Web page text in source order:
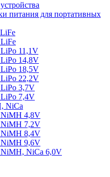
питания для портативных
11,1V
14,8V
18,5V
22,2V
3,7V
7,4V
NiCa
4,8V
7,2V
8,4V
9,6V
NiCa 6,0V